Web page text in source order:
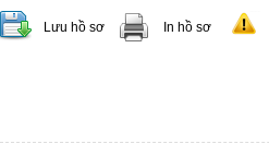
Lưu hồ sơ In hồ sơ